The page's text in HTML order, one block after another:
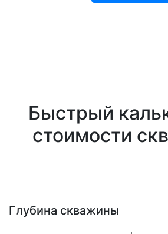
Быстрый
стоимости
Глубина скважины